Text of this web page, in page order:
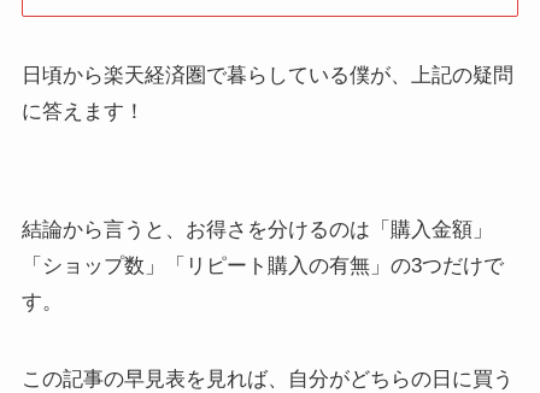
日頃から楽天経済圏で暮らしている僕が、上記の疑問
に答えます！
結論から言うと、お得さを分けるのは「購入金額」
「ショップ数」「リピート購入の有無」の3つだけで
す。
この記事の早見表を見れば、自分がどちらの日に買う